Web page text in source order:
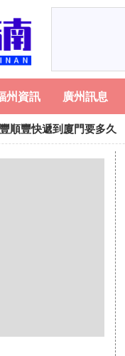
州資訊 廣州訊息
順豐快遞到廈門要多久